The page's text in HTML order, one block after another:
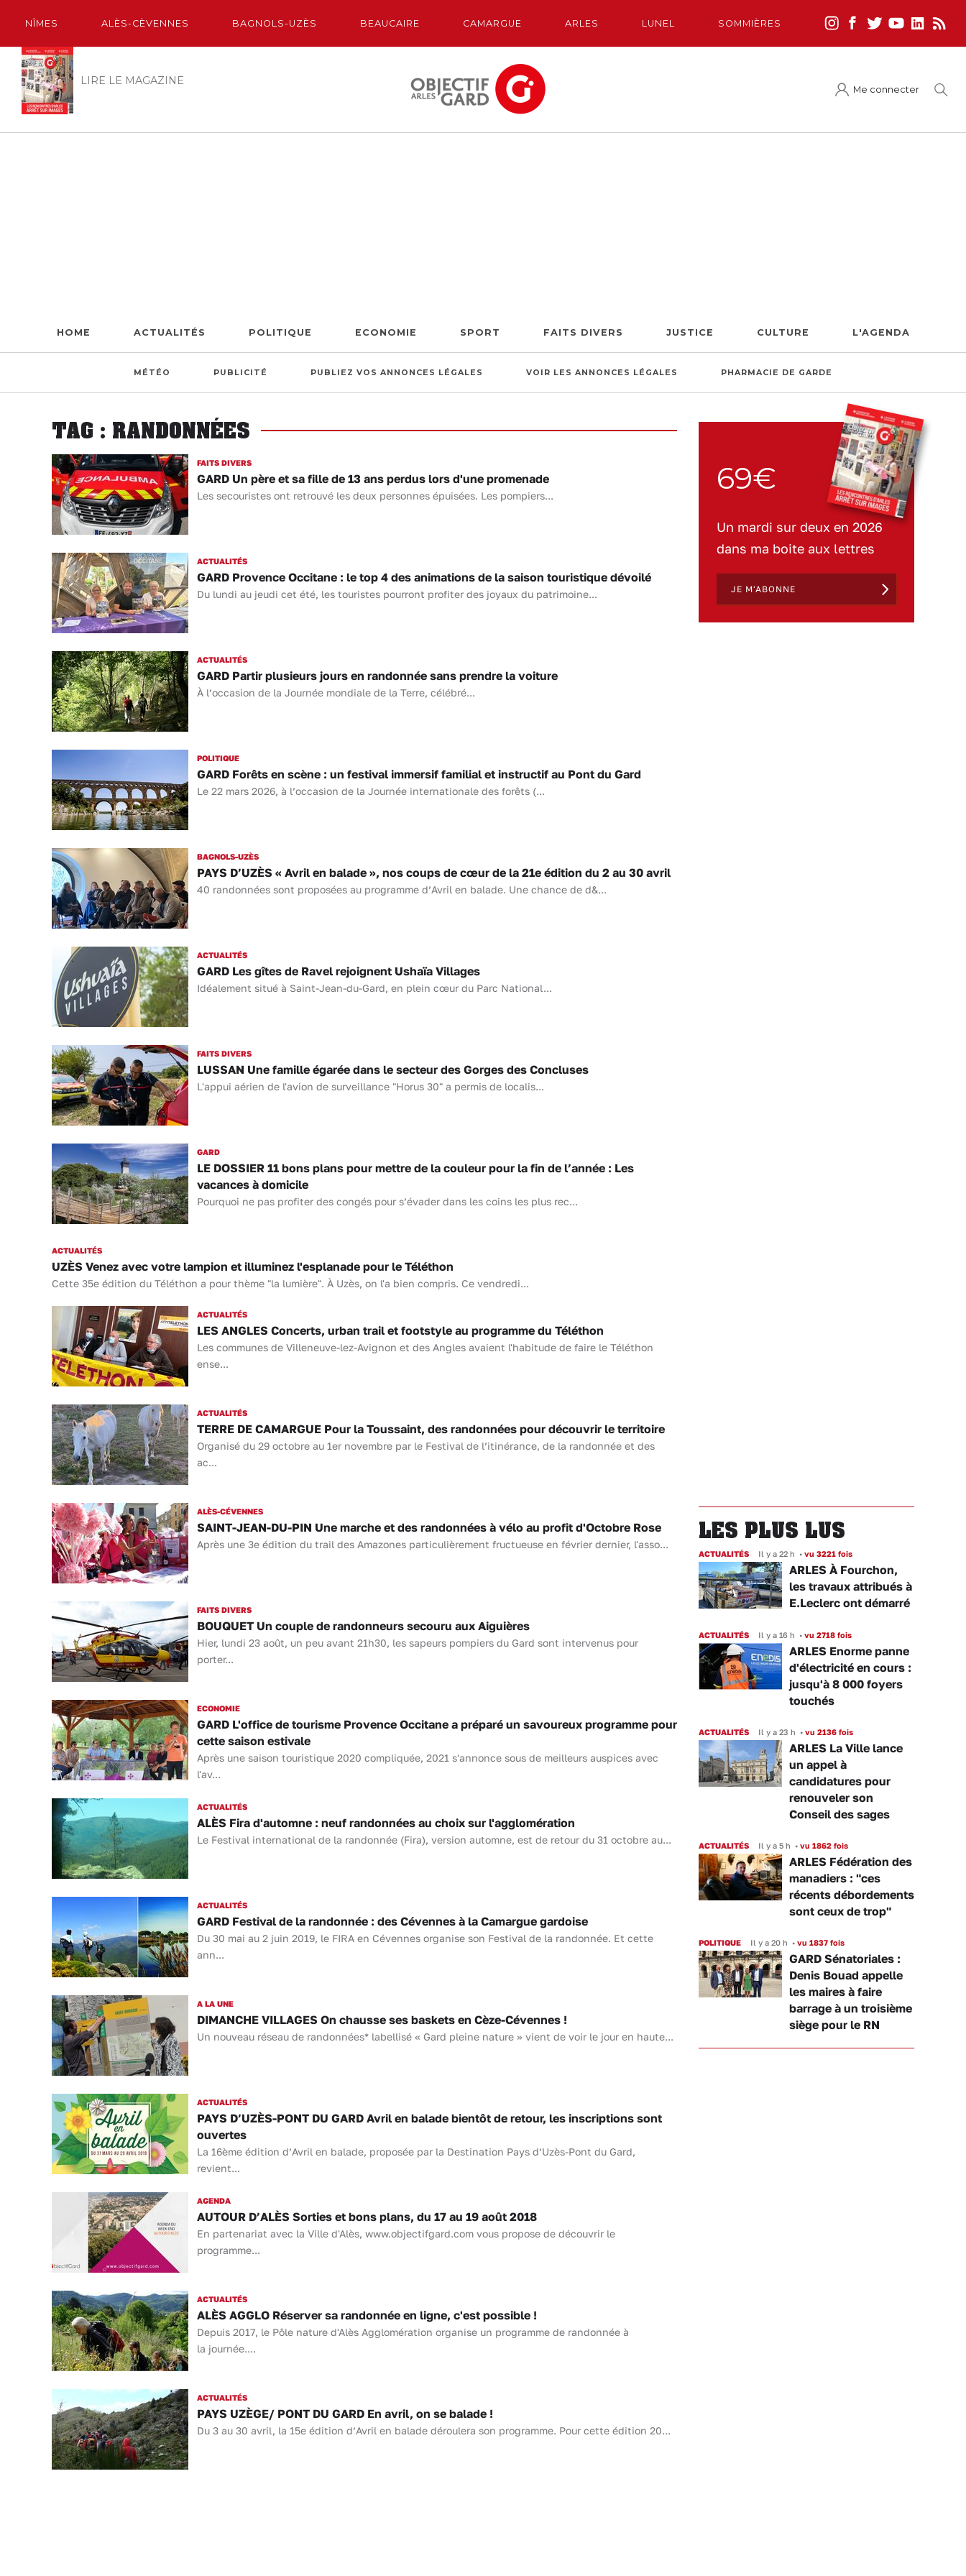
NÎMES ALÈS-CÈVENNES BAGNOLS-UZÈS BEAUCAIRE CAMARGUE ARLES LUNEL SOMMIÈRES
LIRE LE MAGAZINE
Me connecter
HOME ACTUALITÉS POLITIQUE ECONOMIE SPORT FAITS DIVERS JUSTICE CULTURE L'AGENDA
MÉTÉO PUBLICITÉ PUBLIEZ VOS ANNONCES LÉGALES VOIR LES ANNONCES LÉGALES PHARMACIE DE GARDE
TAG : RANDONNÉES
FAITS DIVERS
GARD Un père et sa fille de 13 ans perdus lors d'une promenade
Les secouristes ont retrouvé les deux personnes épuisées. Les pompiers...
ACTUALITÉS
GARD Provence Occitane : le top 4 des animations de la saison touristique dévoilé
Du lundi au jeudi cet été, les touristes pourront profiter des joyaux du patrimoine...
ACTUALITÉS
GARD Partir plusieurs jours en randonnée sans prendre la voiture
À l’occasion de la Journée mondiale de la Terre, célébré...
POLITIQUE
GARD Forêts en scène : un festival immersif familial et instructif au Pont du Gard
Le 22 mars 2026, à l’occasion de la Journée internationale des forêts (...
BAGNOLS-UZÈS
PAYS D’UZÈS « Avril en balade », nos coups de cœur de la 21e édition du 2 au 30 avril
40 randonnées sont proposées au programme d’Avril en balade. Une chance de d&...
ACTUALITÉS
GARD Les gîtes de Ravel rejoignent Ushaïa Villages
Idéalement situé à Saint-Jean-du-Gard, en plein cœur du Parc National...
FAITS DIVERS
LUSSAN Une famille égarée dans le secteur des Gorges des Concluses
L'appui aérien de l'avion de surveillance "Horus 30" a permis de localis...
GARD
LE DOSSIER 11 bons plans pour mettre de la couleur pour la fin de l’année : Les
vacances à domicile
Pourquoi ne pas profiter des congés pour s’évader dans les coins les plus rec...
ACTUALITÉS
UZÈS Venez avec votre lampion et illuminez l'esplanade pour le Téléthon
Cette 35e édition du Téléthon a pour thème "la lumière". À Uzès, on l'a bien compris. Ce vendredi...
ACTUALITÉS
LES ANGLES Concerts, urban trail et footstyle au programme du Téléthon
Les communes de Villeneuve-lez-Avignon et des Angles avaient l'habitude de faire le Téléthon
ense...
ACTUALITÉS
TERRE DE CAMARGUE Pour la Toussaint, des randonnées pour découvrir le territoire
Organisé du 29 octobre au 1er novembre par le Festival de l’itinérance, de la randonnée et des
ac...
ALÈS-CÉVENNES
SAINT-JEAN-DU-PIN Une marche et des randonnées à vélo au profit d'Octobre Rose
Après une 3e édition du trail des Amazones particulièrement fructueuse en février dernier, l'asso...
FAITS DIVERS
BOUQUET Un couple de randonneurs secouru aux Aiguières
Hier, lundi 23 août, un peu avant 21h30, les sapeurs pompiers du Gard sont intervenus pour
porter...
ECONOMIE
GARD L'office de tourisme Provence Occitane a préparé un savoureux programme pour
cette saison estivale
Après une saison touristique 2020 compliquée, 2021 s'annonce sous de meilleurs auspices avec
l'av...
ACTUALITÉS
ALÈS Fira d'automne : neuf randonnées au choix sur l'agglomération
Le Festival international de la randonnée (Fira), version automne, est de retour du 31 octobre au...
ACTUALITÉS
GARD Festival de la randonnée : des Cévennes à la Camargue gardoise
Du 30 mai au 2 juin 2019, le FIRA en Cévennes organise son Festival de la randonnée. Et cette
ann...
A LA UNE
DIMANCHE VILLAGES On chausse ses baskets en Cèze-Cévennes !
Un nouveau réseau de randonnées* labellisé « Gard pleine nature » vient de voir le jour en haute...
ACTUALITÉS
PAYS D’UZÈS-PONT DU GARD Avril en balade bientôt de retour, les inscriptions sont
ouvertes
La 16ème édition d’Avril en balade, proposée par la Destination Pays d’Uzès-Pont du Gard,
revient...
AGENDA
AUTOUR D’ALÈS Sorties et bons plans, du 17 au 19 août 2018
En partenariat avec la Ville d'Alès, www.objectifgard.com vous propose de découvrir le
programme...
ACTUALITÉS
ALÈS AGGLO Réserver sa randonnée en ligne, c'est possible !
Depuis 2017, le Pôle nature d'Alès Agglomération organise un programme de randonnée à
la journée....
ACTUALITÉS
PAYS UZÈGE/ PONT DU GARD En avril, on se balade !
Du 3 au 30 avril, la 15e édition d’Avril en balade déroulera son programme. Pour cette édition 20...
69€
Un mardi sur deux en 2026
dans ma boite aux lettres
JE M'ABONNE
LES PLUS LUS
ACTUALITÉS Il y a 22 h • vu 3221 fois
ARLES À Fourchon,
les travaux attribués à
E.Leclerc ont démarré
ACTUALITÉS Il y a 16 h • vu 2718 fois
ARLES Enorme panne
d'électricité en cours :
jusqu'à 8 000 foyers
touchés
ACTUALITÉS Il y a 23 h • vu 2136 fois
ARLES La Ville lance
un appel à
candidatures pour
renouveler son
Conseil des sages
ACTUALITÉS Il y a 5 h • vu 1862 fois
ARLES Fédération des
manadiers : "ces
récents débordements
sont ceux de trop"
POLITIQUE Il y a 20 h • vu 1837 fois
GARD Sénatoriales :
Denis Bouad appelle
les maires à faire
barrage à un troisième
siège pour le RN